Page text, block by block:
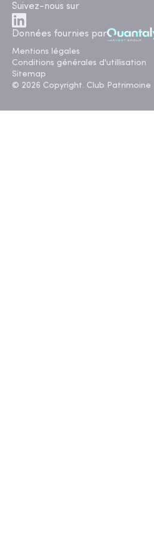
Suivez-nous sur
Données fournies par
Mentions légales
Conditions générales d'utillisation
Sitemap
© 2026 Copyright. Club Patrimoine